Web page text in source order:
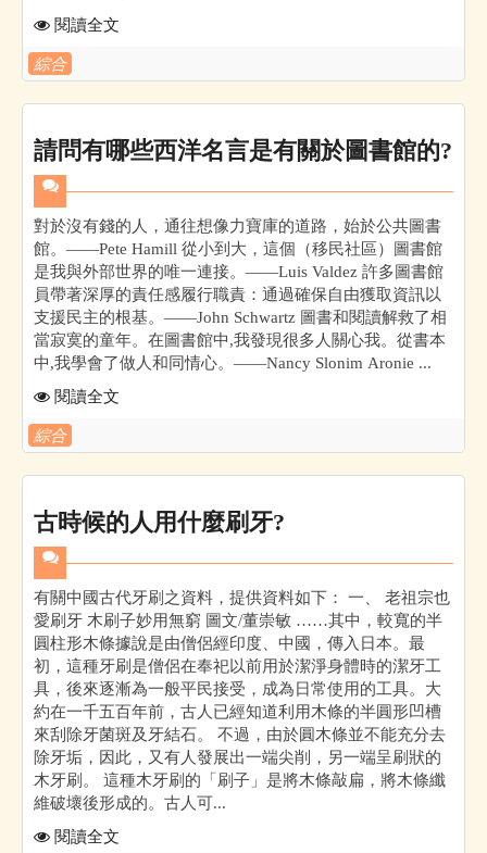
閱讀全文
綜合
請問有哪些西洋名言是有關於圖書館的?
對於沒有錢的人，通往想像力寶庫的道路，始於公共圖書
館。——Pete Hamill 從小到大，這個（移民社區）圖書館
是我與外部世界的唯一連接。——Luis Valdez 許多圖書館
員帶著深厚的責任感履行職責：通過確保自由獲取資訊以
支援民主的根基。——John Schwartz 圖書和閱讀解救了相
當寂寞的童年。在圖書館中,我發現很多人關心我。從書本
中,我學會了做人和同情心。——Nancy Slonim Aronie ...
閱讀全文
綜合
古時候的人用什麼刷牙?
有關中國古代牙刷之資料，提供資料如下： 一、 老祖宗也
愛刷牙 木刷子妙用無窮 圖文/董崇敏 ……其中，較寬的半
圓柱形木條據說是由僧侶經印度、中國，傳入日本。最
初，這種牙刷是僧侶在奉祀以前用於潔淨身體時的潔牙工
具，後來逐漸為一般平民接受，成為日常使用的工具。大
約在一千五百年前，古人已經知道利用木條的半圓形凹槽
來刮除牙菌斑及牙結石。 不過，由於圓木條並不能充分去
除牙垢，因此，又有人發展出一端尖削，另一端呈刷狀的
木牙刷。 這種木牙刷的「刷子」是將木條敲扁，將木條纖
維破壞後形成的。古人可...
閱讀全文